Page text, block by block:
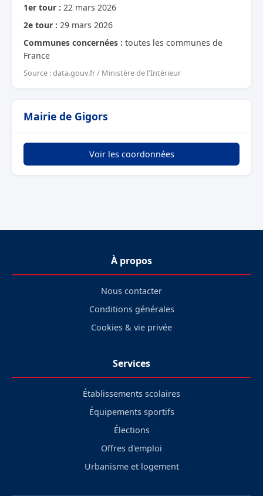
1er tour : 22 mars 2026
2e tour : 29 mars 2026
Communes concernées : toutes les communes de
France
Source : data.gouv.fr / Ministère de l'Intérieur
Mairie de Gigors
Voir les coordonnées
À propos
Nous contacter
Conditions générales
Cookies & vie privée
Services
Établissements scolaires
Équipements sportifs
Élections
Offres d'emploi
Urbanisme et logement